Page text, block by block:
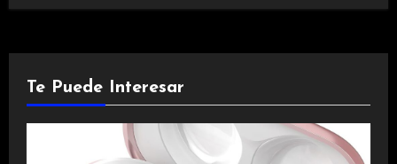
Te Puede Interesar